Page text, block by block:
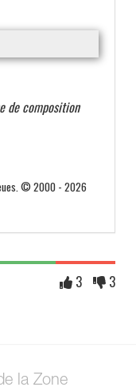
de composition
© 2000 - 2026
3 3
la Zone